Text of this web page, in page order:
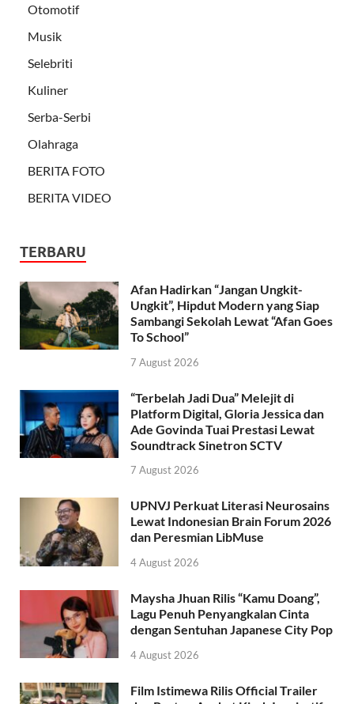
Otomotif
Musik
Selebriti
Kuliner
Serba-Serbi
Olahraga
BERITA FOTO
BERITA VIDEO
TERBARU
Afan Hadirkan “Jangan Ungkit-
Ungkit”, Hipdut Modern yang Siap
Sambangi Sekolah Lewat “Afan Goes
To School”
7 August 2026
“Terbelah Jadi Dua” Melejit di
Platform Digital, Gloria Jessica dan
Ade Govinda Tuai Prestasi Lewat
Soundtrack Sinetron SCTV
7 August 2026
UPNVJ Perkuat Literasi Neurosains
Lewat Indonesian Brain Forum 2026
dan Peresmian LibMuse
4 August 2026
Maysha Jhuan Rilis “Kamu Doang”,
Lagu Penuh Penyangkalan Cinta
dengan Sentuhan Japanese City Pop
4 August 2026
Film Istimewa Rilis Official Trailer